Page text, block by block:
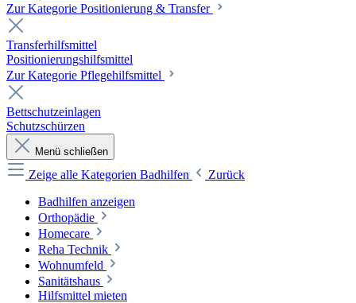
Zur Kategorie Positionierung & Transfer
Transferhilfsmittel
Positionierungshilfsmittel
Zur Kategorie Pflegehilfsmittel
Bettschutzeinlagen
Schutzschürzen
Menü schließen
Zeige alle Kategorien Badhilfen
Zurück
Badhilfen anzeigen
Orthopädie
Homecare
Reha Technik
Wohnumfeld
Sanitätshaus
Hilfsmittel mieten